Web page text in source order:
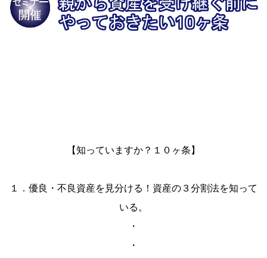
【知っていますか？１０ヶ条】
１．優良・不良資産を見分ける！資産の３分割法を知って
いる。
・
・